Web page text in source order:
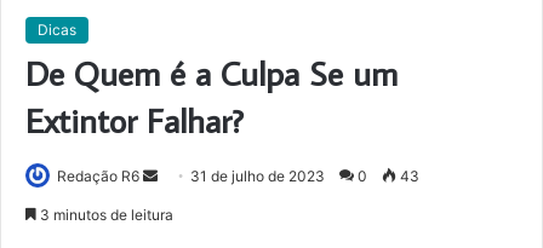
Dicas
De Quem é a Culpa Se um
Extintor Falhar?
Redação R6
Mande31 de julho de 2023 0 43
3 minutos de leitura